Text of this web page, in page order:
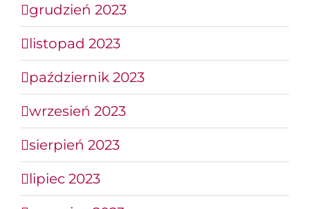
grudzień 2023
listopad 2023
październik 2023
wrzesień 2023
sierpień 2023
lipiec 2023